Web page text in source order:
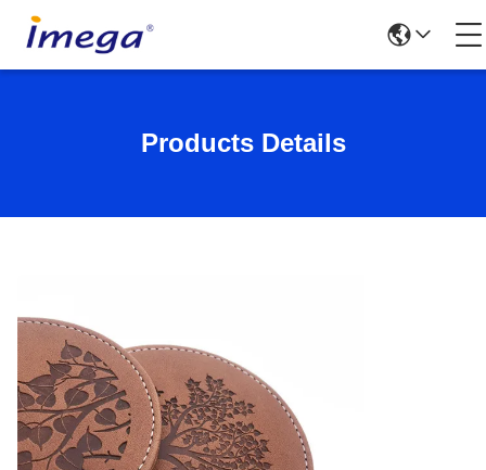
Products Details